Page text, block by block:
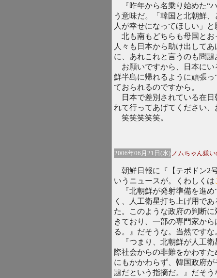
『昨年から名乗り始めた“
う意味だ。「韓国と北朝鮮
人が幸せになってほしい」
北も南もどちらも母国とお
人々も日本から助け出して
に、あれこれと言うのも問
お願いですから、日本にい
鮮半島に帰れるように頑張
ておられるのですから。
日本で差別されている在日
れて行ってあげてください
笑笑笑笑笑。
2006年06月21日(水) ノムちゃん嫌
朝鮮日報に『【テポドン2
いうニュースが。くわしくは
『北朝鮮が発射準備を進め
く、人工衛星打ち上げ用で
た。このような政府の判断
きており、一部の専門家か
る。』だそうな。当然ですな
『つまり、北朝鮮が人工衛
際社会からの非難をかわす
にもかかわらず、韓国政府
題だという指摘だ。』だそ